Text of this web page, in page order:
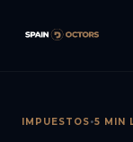
IMPUESTOS•5 MIN